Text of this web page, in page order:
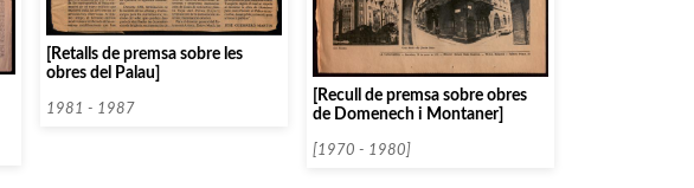
[Retalls de premsa sobre les
obres del Palau]
1981 - 1987
[Recull de premsa sobre obres
de Domenech i Montaner]
[1970 - 1980]